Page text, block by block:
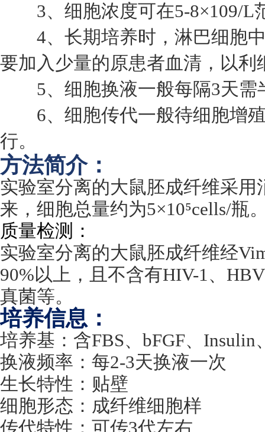
3、细胞浓度可在5-8×109/L
4、长期培养时，淋巴细胞中
要加入少量的原患者血清，以利
5、细胞换液一般每隔3天需
6、细胞传代一般待细胞增殖
行。
方法简介：
实验室分离的大鼠胚成纤维采
来，细胞总量约为5×10⁵cells/瓶
质量检测：
实验室分离的大鼠胚成纤维经
90%以上，且不含有HIV-1、 HBV
真菌等。
培养信息：
培养基：含FBS、 bFGF、 Insulin
换液频率：每2-3天换液一次
生长特性：贴壁
细胞形态：成纤维细胞样
传代特性：可传3代左右